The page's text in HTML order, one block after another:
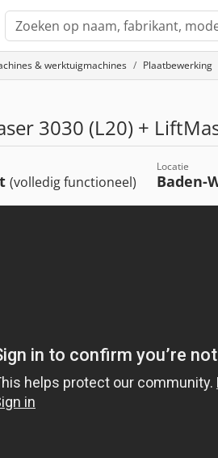
& werktuigmachines Plaatbewerking
3030 (L20) +
(volledig functioneel)
Locatie
Baden-